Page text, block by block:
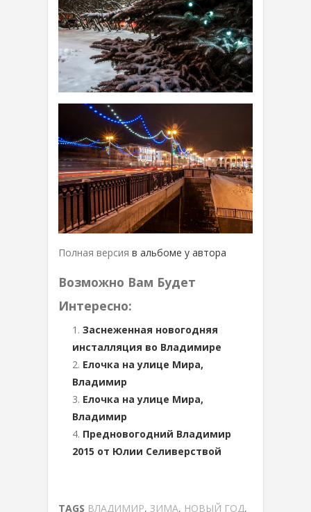
Полная версия в альбоме у автора
Возможно Вам Будет
Интересно:
Заснеженная новогодняя
инсталляция во Владимире
Елочка на улице Мира,
Владимир
Елочка на улице Мира,
Владимир
Предновогодний Владимир
2015 от Юлии Селиверствой
TAGS ВЛАДИМИР, ЗИМА, НОВЫЙ ГОД,